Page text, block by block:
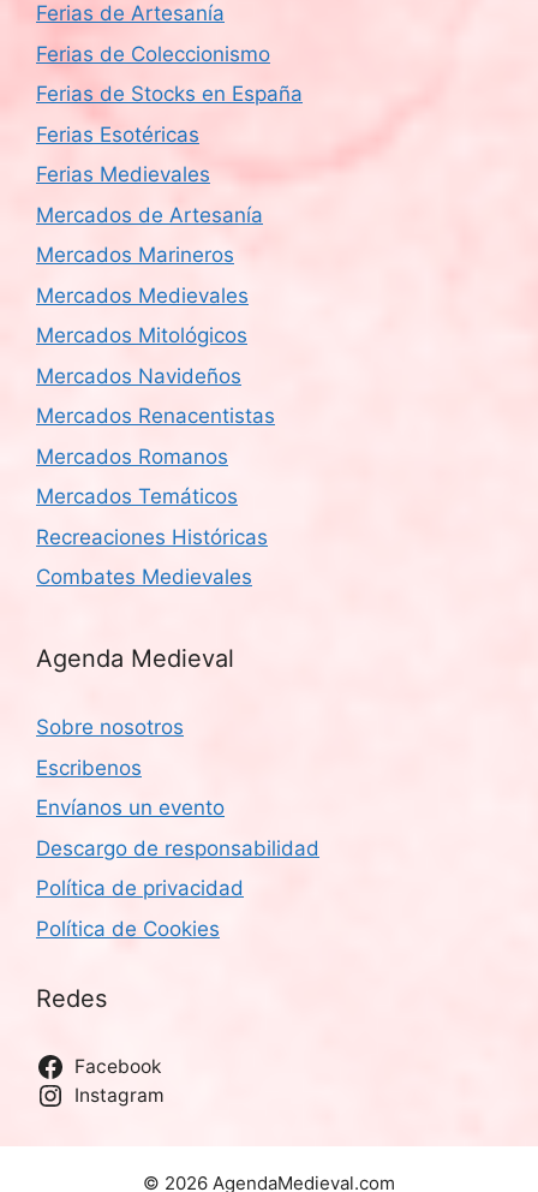
Ferias de Artesanía
Ferias de Coleccionismo
Ferias de Stocks en España
Ferias Esotéricas
Ferias Medievales
Mercados de Artesanía
Mercados Marineros
Mercados Medievales
Mercados Mitológicos
Mercados Navideños
Mercados Renacentistas
Mercados Romanos
Mercados Temáticos
Recreaciones Históricas
Combates Medievales
Agenda Medieval
Sobre nosotros
Escribenos
Envíanos un evento
Descargo de responsabilidad
Política de privacidad
Política de Cookies
Redes
Facebook
Instagram
© 2026 AgendaMedieval.com